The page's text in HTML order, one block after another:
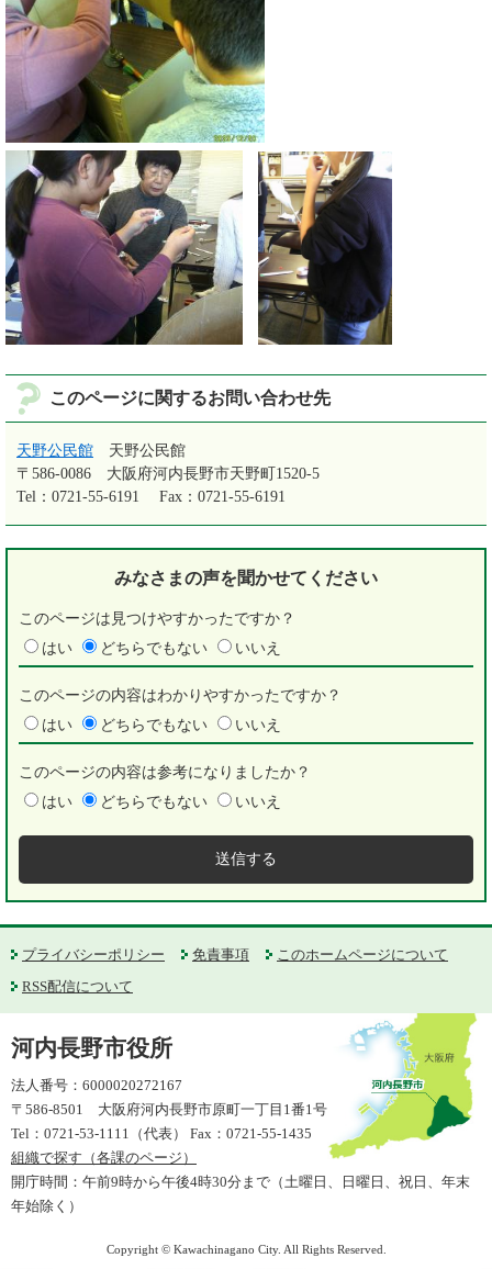
このページに関するお問い合わせ先
天野公民館
天野公民館
〒586-0086
大阪府河内長野市天野町1520-5
Tel：0721-55-6191
Fax：0721-55-6191
みなさまの声を聞かせてください
このページは見つけやすかったですか？
はい
どちらでもない いいえ
このページの内容はわかりやすかったですか？
はい
どちらでもない いいえ
このページの内容は参考になりましたか？
はい
どちらでもない いいえ
プライバシーポリシー 免責事項
このホームページについて
RSS配信について
河内長野市役所
法人番号：6000020272167
〒586-8501 大阪府河内長野市原町一丁目1番1号
Tel：0721-53-1111（代表） Fax：0721-55-1435
組織で探す（各課のページ）
開庁時間：午前9時から午後4時30分まで（土曜日、日曜日、祝日、年末
年始除く）
Copyright © Kawachinagano City. All Rights Reserved.